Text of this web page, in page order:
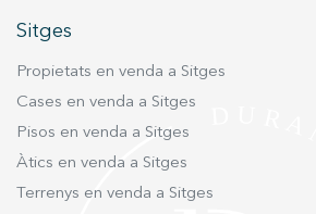
Sitges
Propietats en venda a Sitges
Cases en venda a Sitges
Pisos en venda a Sitges
Àtics en venda a Sitges
Terrenys en venda a Sitges